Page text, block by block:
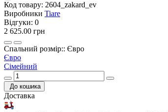
Код товару: 2604_zakard_ev
Виробники Tiare
Відгуки: 0
2 625.00 грн
Спальний розмір:: Євро
Євро
Сімейний
До кошика
Доставка